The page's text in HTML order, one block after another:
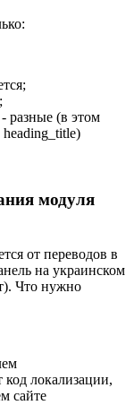
разные (в этом
heading_title)
модуля
от переводов в
на украинском
Что нужно
код локализации,
сайте